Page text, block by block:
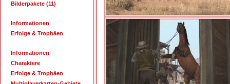
Bilderpakete (11)
Informationen
Erfolge & Trophäen
Informationen
Charaktere
Erfolge & Trophäen